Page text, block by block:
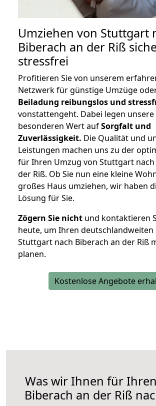
Umziehen von Stuttgart
Biberach an der Riß
stressfrei
Profitieren Sie von unserem
Netzwerk für günstige Umzüge
Beiladung reibungslos und
vonstattengeht. Dabei legen
besonderen Wert aufSorgfalt und
Zuverlässigkeit. Die Qualität und
Leistungen machen uns zu der
für Ihren Umzug von Stuttgart nach
der Riß. Ob Sie nun eine kleine
großes Haus umziehen, wir haben
Lösung für Sie.
Zögern Sie nicht und kontaktieren
heute, um Ihren deutschlandweiten
Stuttgart nach Biberach an der Riß
planen.
Kostenlose Angebote
Was wir Ihnen für
Biberach an der Riß